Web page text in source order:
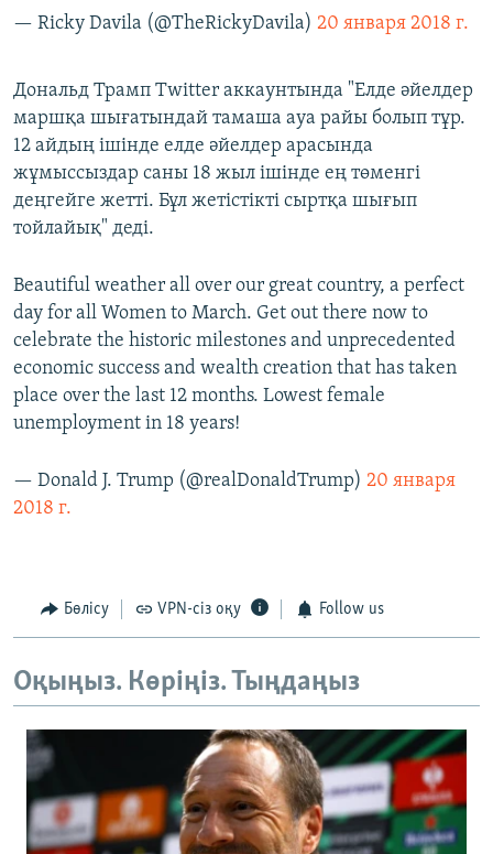
— Ricky Davila (@TheRickyDavila) 20 января 2018 г.
Дональд Трамп Twitter аккаунтында "Елде әйелдер
маршқа шығатындай тамаша ауа райы болып тұр.
12 айдың ішінде елде әйелдер арасында
жұмыссыздар саны 18 жыл ішінде ең төменгі
деңгейге жетті. Бұл жетістікті сыртқа шығып
тойлайық" деді.
Beautiful weather all over our great country, a perfect
day for all Women to March. Get out there now to
celebrate the historic milestones and unprecedented
economic success and wealth creation that has taken
place over the last 12 months. Lowest female
unemployment in 18 years!
— Donald J. Trump (@realDonaldTrump) 20 января
2018 г.
Бөлісу VPN-сіз оқу Follow us
Оқыңыз. Көріңіз. Тыңдаңыз